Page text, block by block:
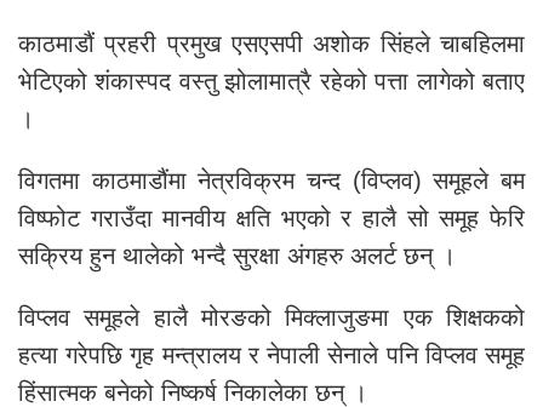
काठमाडौं प्रहरी प्रमुख एसएसपी अशोक सिंहले चाबहिलमा
भेटिएको शंकास्पद वस्तु झोलामात्रै रहेको पत्ता लागेको बताए
।
विगतमा काठमाडौंमा नेत्रविक्रम चन्द (विप्लव) समूहले बम
विष्फोट गराउँदा मानवीय क्षति भएको र हालै सो समूह फेरि
सक्रिय हुन थालेको भन्दै सुरक्षा अंगहरु अलर्ट छन् ।
विप्लव समूहले हालै मोरङको मिक्लाजुङमा एक शिक्षकको
हत्या गरेपछि गृह मन्त्रालय र नेपाली सेनाले पनि विप्लव समूह
हिंसात्मक बनेको निष्कर्ष निकालेका छन् ।